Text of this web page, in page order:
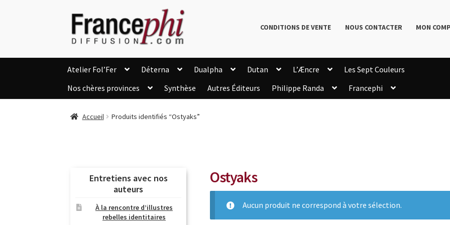
Aller
la
Aller
au
contenu
CONDITIONS DE VENTE NOUS CONTACTER MON
Atelier Fol’Fer Déterna Dualpha Dutan L’Æncre
Les Sept Couleurs
Nos chères provinces
Synthèse Autres Éditeurs Philippe Randa
Francephi
Accueil Produits identifiés “Ostyaks”
Ostyaks
Aucun produit ne correspond à votre sélection.
Entretiens avec nos
auteurs
À la rencontre d’illustres
rebelles identitaires